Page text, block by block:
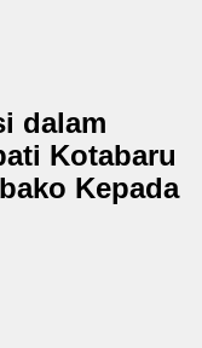
dalam
Kotabaru
Kepada